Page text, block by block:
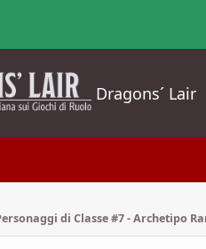
Dragons´ Lair
di Classe #7 - Archetipo